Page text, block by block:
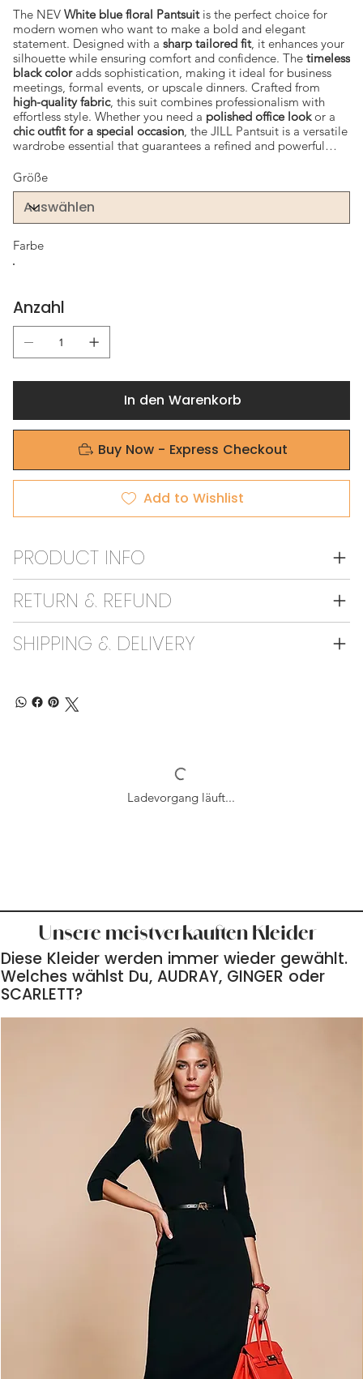
The NEVWhite blue floral Pantsuitis the perfect choice for
modern women who want to make a bold and elegant
statement. Designed with a sharp tailored fit, it enhances your
silhouette while ensuring comfort and confidence. The timeless
black coloradds sophistication, making it ideal for business
meetings, formal events, or upscale dinners. Crafted from
high-quality fabric, this suit combines professionalism with
effortless style. Whether you need a polished office lookor a
chic outfit for a special occasion, the JILL Pantsuit is a versatile
wardrobe essential that guarantees a refined and powerful
Größe
Farbe
Anzahl
In den Warenkorb
Buy Now - Express Checkout
Add to Wishlist
PRODUCT INFO
RETURN & REFUND
SHIPPING & DELIVERY
Ladevorgang läuft...
Unsere meistverkauften Kleider
Diese Kleider werden immer wieder gewählt.
Welches wählst Du, AUDRAY, GINGER oder
SCARLETT?